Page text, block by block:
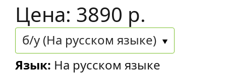
Цена: 3890 р.
б/у (На русском языке)
Язык: На русском языке